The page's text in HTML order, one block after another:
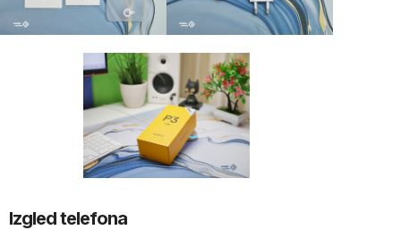
Izgled telefona